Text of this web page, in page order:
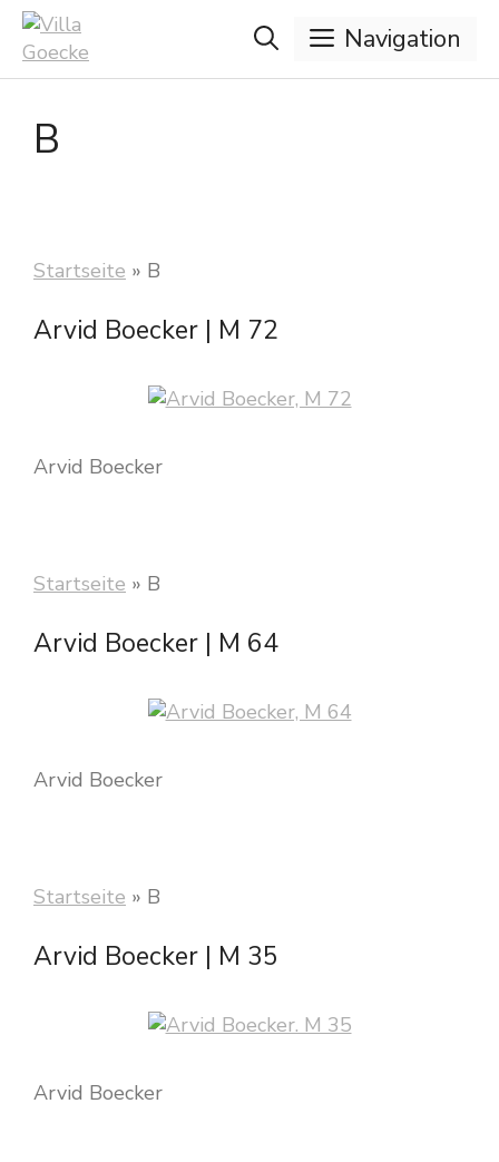
Zum
Inhalt
springen
Navigation
B
Startseite » B
Arvid Boecker | M 72
Arvid Boecker
Startseite » B
Arvid Boecker | M 64
Arvid Boecker
Startseite » B
Arvid Boecker | M 35
Arvid Boecker